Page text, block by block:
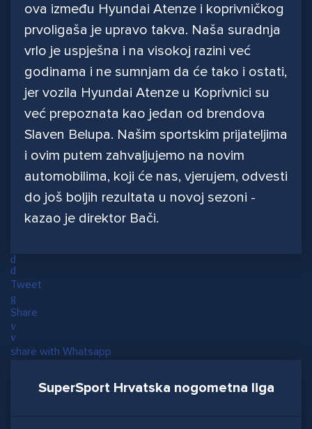
ova između Hyundai Atenze i koprivničkog
prvoligaša je upravo takva. Naša suradnja
vrlo je uspješna i na visokoj razini već
godinama i ne sumnjam da će tako i ostati,
jer vozila Hyundai Atenze u Koprivnici su
već prepoznata kao jedan od brendova
Slaven Belupa. Našim sportskim prijateljima
i ovim putem zahvaljujemo na novim
automobilima, koji će nas, vjerujem, odvesti
do još boljih rezultata u novoj sezoni -
kazao je direktor Bači.
Tweet
Share
share with Whatsapp
SuperSport Hrvatska nogometna liga